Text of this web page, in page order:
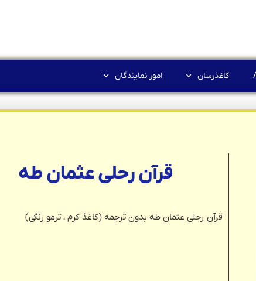
کاغذرسان امور نمایندگان
قرآن رحلی عثمان طه
قرآن رحلی عثمان طه بدون ترجمه (کاغذ کرم ، ترمو رنگی)